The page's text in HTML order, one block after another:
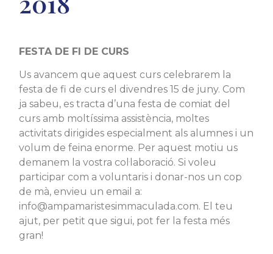
FESTA DE FI DE CURS
Us avancem que aquest curs celebrarem la
festa de fi de curs el divendres 15 de juny. Com
ja sabeu, es tracta d’una festa de comiat del
curs amb moltíssima assistència, moltes
activitats dirigides especialment als alumnes i un
volum de feina enorme. Per aquest motiu us
demanem la vostra col·laboració. Si voleu
participar com a voluntaris i donar-nos un cop
de mà, envieu un email a:
info@ampamaristesimmaculada.com. El teu
ajut, per petit que sigui, pot fer la festa més
gran!